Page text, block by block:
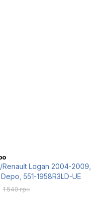
Logan 2004-2009,
551-1958R3LD-UE
1 540 грн